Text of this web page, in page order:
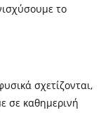
το
σχετίζονται,
σε καθημερινή